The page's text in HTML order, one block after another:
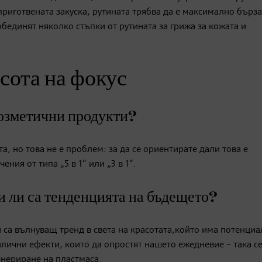
закуска, рутината трябва да е максимално
няколко стъпки от рутината за грижа за кожата и
на фокус
продукти?
но това не е проблем: за да се ориентирате дали това е
от типа „5 в 1“ или „3 в 1“.
са тенденцията на бъдещето?
вълнуващ тренд в света на красотата,който има
ефекти, които да опростят нашето ежедневие – така се
на пластмаса.